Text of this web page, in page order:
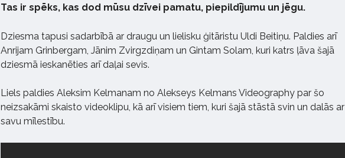
Tas ir spēks, kas dod mūsu dzīvei pamatu, piepildījumu un jēgu.
Dziesma tapusi sadarbībā ar draugu un lielisku ģitāristu Uldi Beitiņu. Paldies arī
Anrijam Grinbergam, Jānim Zvirgzdiņam un Gintam Solam, kuri katrs ļāva šajā
dziesmā ieskanēties arī daļai sevis.
Liels paldies Aleksim Kelmanam no Alekseys Kelmans Videography par šo
neizsakāmi skaisto videoklipu, kā arī visiem tiem, kuri šajā stāstā svin un dalās ar
savu mīlestību.